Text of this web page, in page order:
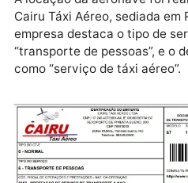
emitida no último dia 10
de quantas pessoas
feita por esse valor.
Cairu Táxi Aéreo, sediada
empresa destaca o tipo
“transporte de pessoas”,
como “serviço de táxi